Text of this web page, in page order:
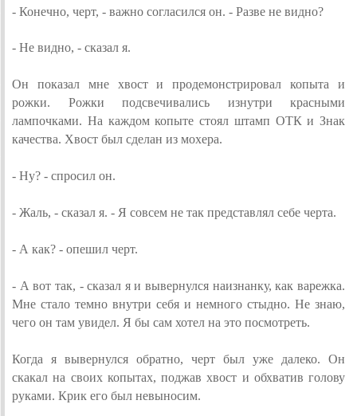
- Конечно, черт, - важно согласился он. - Разве не видно?
- Не видно, - сказал я.
Он показал мне хвост и продемонстрировал копыта и
рожки. Рожки подсвечивались изнутри красными
лампочками. На каждом копыте стоял штамп ОТК и Знак
качества. Хвост был сделан из мохера.
- Ну? - спросил он.
- Жаль, - сказал я. - Я совсем не так представлял себе черта.
- А как? - опешил черт.
- А вот так, - сказал я и вывернулся наизнанку, как варежка.
Мне стало темно внутри себя и немного стыдно. Не знаю,
чего он там увидел. Я бы сам хотел на это посмотреть.
Когда я вывернулся обратно, черт был уже далеко. Он
скакал на своих копытах, поджав хвост и обхватив голову
руками. Крик его был невыносим.